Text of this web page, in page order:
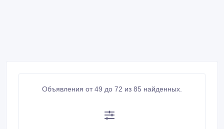
Объявления от 49 до 72 из 85 найденных.